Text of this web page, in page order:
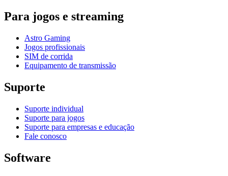
Para jogos e streaming
Astro Gaming
Jogos profissionais
SIM de corrida
Equipamento de transmissão
Suporte
Suporte individual
Suporte para jogos
Suporte para empresas e educação
Fale conosco
Software